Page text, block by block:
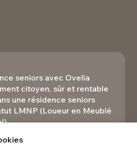
seniors avec Ovelia
citoyen, sûr et rentable
une résidence seniors
LMNP (Loueur en Meublé